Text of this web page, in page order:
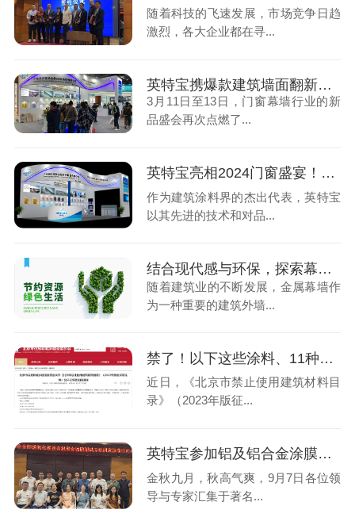
随着科技的飞速发展，市场竞争日趋
激烈，各大企业都在寻...
英特宝携爆款建筑墙面翻新陶瓷涂料新品闪耀亮相3月门窗幕墙新品展
3月11日至13日，门窗幕墙行业的新
品盛会再次点燃了...
英特宝亮相2024门窗盛宴！3月11-13日，共同揭秘行业新未来！
作为建筑涂料界的杰出代表，英特宝
以其先进的技术和对品...
结合现代感与环保，探索幕墙材料背后的革新之选！
随着建筑业的不断发展，金属幕墙作
为一种重要的建筑外墙...
禁了！以下这些涂料、11种防水材料
近日，《北京市禁止使用建筑材料目
录》（2023年版征...
英特宝参加铝及铝合金涂膜标准研讨会
金秋九月，秋高气爽，9月7日各位领
导与专家汇集于著名...